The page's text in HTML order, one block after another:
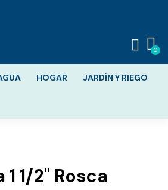
HOGAR JARDÍN Y RIEGO
1/2" Rosca